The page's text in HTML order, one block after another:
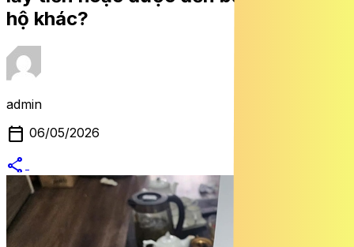
hộ khác?
admin
calendar_today 06/05/2026
share